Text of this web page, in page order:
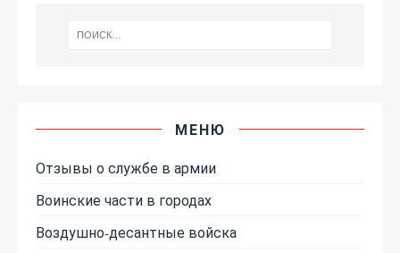
МЕНЮ
Отзывы о службе в армии
Воинские части в городах
Воздушно-десантные войска